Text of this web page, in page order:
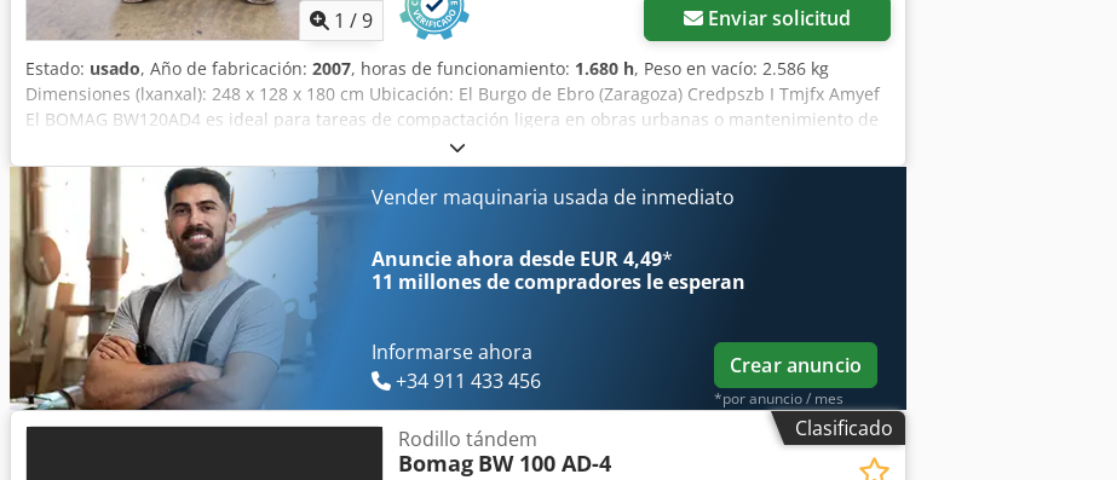
1 /9 Enviar solicitud
Estado: usado, Año de fabricación: 2007, horas de funcionamiento: 1.680 h, Peso en vacío: 2.586 kg
Dimensiones (lxanxal): 248 x 128 x 180 cm Ubicación: El Burgo de Ebro (Zaragoza) Credpszb I Tmjfx Amyef
El BOMAG BW120AD4 es ideal para tareas de compactación ligera en obras urbanas o mantenimiento de
carreteras. Buena maniobrabilidad, controles sencillos y funcionamiento correcto. Se presenta en estado
operativo, preparado para trabajar desde el primer día. Perfecto para optimizar tu inversión con
maquinaria de segunda mano. Peso de servicio: 2.580 kg Tipología: Ligera Anchura de tambor: 1.200 mm
Diámetro de tambor: 700 mm Capacidad de depósito: 40 l CE
Vender maquinaria usada de inmediato
Anuncie ahora desde EUR 4,49*
11 millones de compradores le esperan
Informarse ahora
+34 911 433 456
Crear anuncio
*por anuncio / mes
Clasificado
Rodillo tándem
Bomag BW 100 AD-4